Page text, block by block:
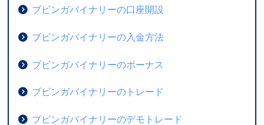
ブビンガバイナリーの口座開設
ブビンガバイナリーの入金方法
ブビンガバイナリーのボーナス
ブビンガバイナリーのトレード
ブビンガバイナリーのデモトレード